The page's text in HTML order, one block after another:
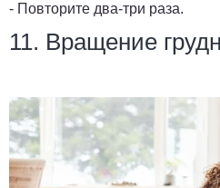
- Повторите два-три раза.
11. Вращение